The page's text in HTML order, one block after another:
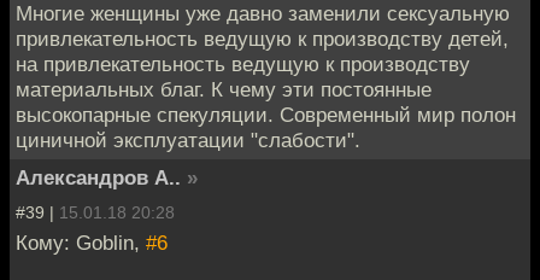
Многие женщины уже давно заменили сексуальную
привлекательность ведущую к производству детей,
на привлекательность ведущую к производству
материальных благ. К чему эти постоянные
высокопарные спекуляции. Современный мир полон
циничной эксплуатации "слабости".
Александров А.. »
#39 | 15.01.18 20:28
Кому: Goblin, #6